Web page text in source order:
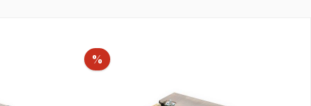
% Rabatt